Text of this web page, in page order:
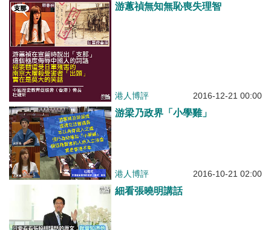
游蕙禎無知無恥喪失理智
港人博評 2016-12-21 00:00
游梁乃政界「小學雞」
港人博評 2016-10-21 02:00
細看張曉明講話